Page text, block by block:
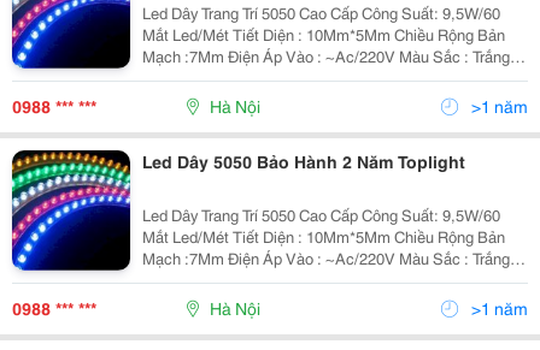
Led Dây Trang Trí 5050 Cao Cấp Công Suất: 9,5W/60
Mắt Led/Mét Tiết Diện : 10Mm*5Mm Chiều Rộng Bản
Mạch :7Mm Điện Áp Vào : ~Ac/220V Màu Sắc : Trắng/
Vàng/ Xanh Lá/ Xanh Dương / Đỏ Quang Hiệu (Lm/W) :
90-100 Chất Liệu : Nhựa/Nhô
0988 *** *** Hà Nội >1 năm
Led Dây 5050 Bảo Hành 2 Năm Toplight
Led Dây Trang Trí 5050 Cao Cấp Công Suất: 9,5W/60
Mắt Led/Mét Tiết Diện : 10Mm*5Mm Chiều Rộng Bản
Mạch :7Mm Điện Áp Vào : ~Ac/220V Màu Sắc : Trắng/
Vàng/ Xanh Lá/ Xanh Dương / Đỏ Quang Hiệu (Lm/W) :
90-100 Chất Liệu : Nhựa/Nhô
0988 *** *** Hà Nội >1 năm